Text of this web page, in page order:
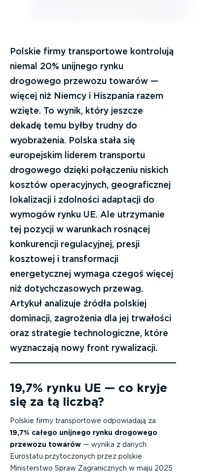
Polskie firmy transportowe kontrolują
niemal 20% unijnego rynku
drogowego przewozu towarów —
więcej niż Niemcy i Hiszpania razem
wzięte. To wynik, który jeszcze
dekadę temu byłby trudny do
wyobrażenia. Polska stała się
europejskim liderem transportu
drogowego dzięki połączeniu niskich
kosztów operacyjnych, geograficznej
lokalizacji i zdolności adaptacji do
wymogów rynku UE. Ale utrzymanie
tej pozycji w warunkach rosnącej
konkurencji regulacyjnej, presji
kosztowej i transformacji
energetycznej wymaga czegoś więcej
niż dotychczasowych przewag.
Artykuł analizuje źródła polskiej
dominacji, zagrożenia dla jej trwałości
oraz strategie technologiczne, które
wyznaczają nowy front rywalizacji.
19,7% rynku UE — co kryje
się za tą liczbą?
Polskie firmy transportowe odpowiadają za
19,7% całego unijnego rynku drogowego
przewozu towarów — wynika z danych
Eurostatu przytoczonych przez polskie
Ministerstwo Spraw Zagranicznych w maju 2025